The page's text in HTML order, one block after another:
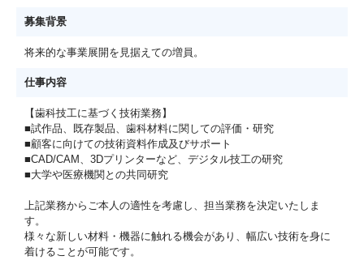
募集背景
将来的な事業展開を見据えての増員。
仕事内容
【歯科技工に基づく技術業務】
■試作品、既存製品、歯科材料に関しての評価・研究
■顧客に向けての技術資料作成及びサポート
■CAD/CAM、3Dプリンターなど、デジタル技工の研究
■大学や医療機関との共同研究
上記業務からご本人の適性を考慮し、担当業務を決定いたしま
す。
様々な新しい材料・機器に触れる機会があり、幅広い技術を身に
着けることが可能です。